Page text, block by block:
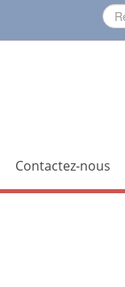
Contactez-nous